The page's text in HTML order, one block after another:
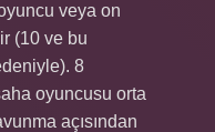
veya on
(10 ve bu
8
oyuncusu orta
açısından